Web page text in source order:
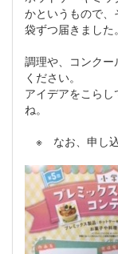
かというもので
袋ずつ届きました。
調理や、コンク
ください。
アイデアをこら
ね。
※ なお、申し込